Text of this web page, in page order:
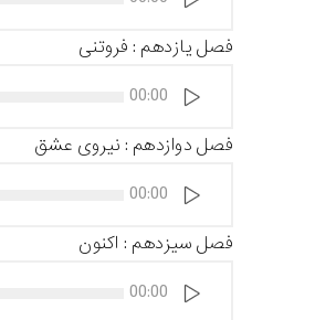
صوت
فصل یازدهم : فروتنی
صوت
00:00
فصل دوازدهم : نیروی عشق
صوت
00:00
فصل سیزدهم : اکنون
صوت
00:00